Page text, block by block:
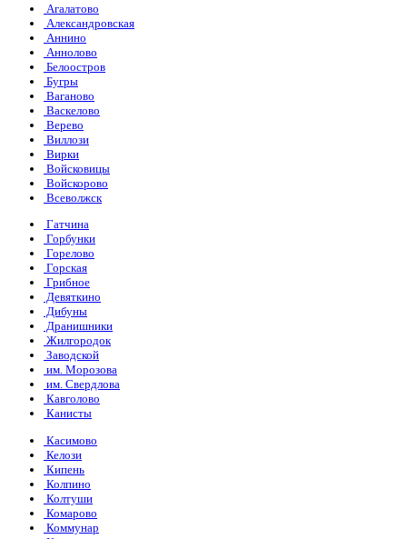
Агалатово
Александровская
Аннино
Аннолово
Белоостров
Бугры
Ваганово
Васкелово
Верево
Виллози
Вирки
Войсковицы
Войскорово
Всеволжск
Гатчина
Горбунки
Горелово
Горская
Грибное
Девяткино
Дибуны
Дранишники
Жилгородок
Заводской
им. Морозова
им. Свердлова
Кавголово
Канисты
Касимово
Келози
Кипень
Колпино
Колтуши
Комарово
Коммунар